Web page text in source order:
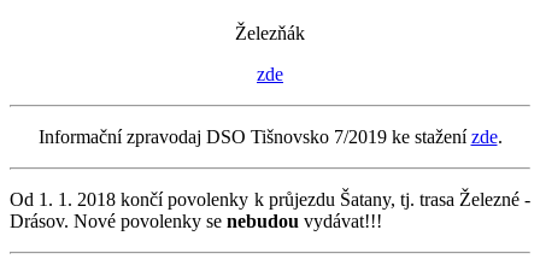
Železňák
zde
Informační zpravodaj DSO Tišnovsko 7/2019 ke staženízde.
Od 1. 1. 2018 končí povolenky k průjezdu Šatany, tj. trasa Železné -
Drásov. Nové povolenky se nebudou vydávat!!!